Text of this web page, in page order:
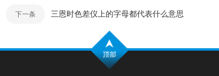
下一条 三恩时色差仪上的字母都代表什么意思